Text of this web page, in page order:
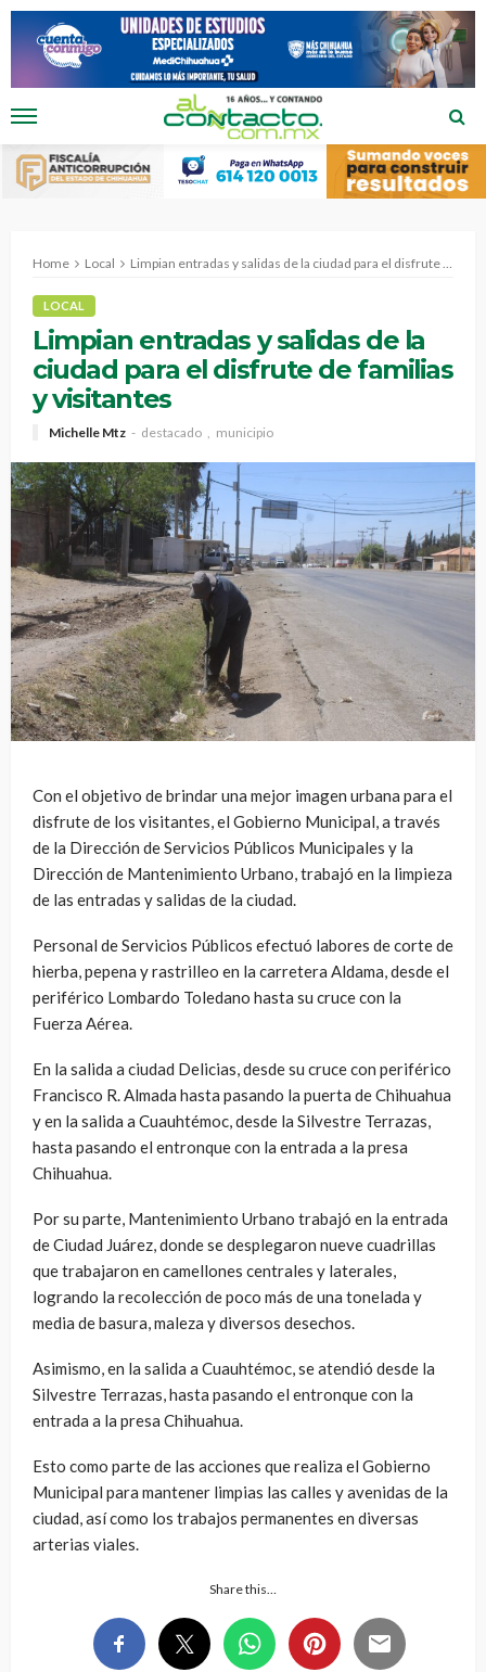
Home Local Limpian entradas y salidas de la ciudad para el disfrute de familias y visitantes
LOCAL
Limpian entradas y salidas de la
ciudad para el disfrute de familias
y visitantes
Michelle Mtz destacado municipio
Con el objetivo de brindar una mejor imagen urbana para el
disfrute de los visitantes, el Gobierno Municipal, a través
de la Dirección de Servicios Públicos Municipales y la
Dirección de Mantenimiento Urbano, trabajó en la limpieza
de las entradas y salidas de la ciudad.
Personal de Servicios Públicos efectuó labores de corte de
hierba, pepena y rastrilleo en la carretera Aldama, desde el
periférico Lombardo Toledano hasta su cruce con la
Fuerza Aérea.
En la salida a ciudad Delicias, desde su cruce con periférico
Francisco R. Almada hasta pasando la puerta de Chihuahua
y en la salida a Cuauhtémoc, desde la Silvestre Terrazas,
hasta pasando el entronque con la entrada a la presa
Chihuahua.
Por su parte, Mantenimiento Urbano trabajó en la entrada
de Ciudad Juárez, donde se desplegaron nueve cuadrillas
que trabajaron en camellones centrales y laterales,
logrando la recolección de poco más de una tonelada y
media de basura, maleza y diversos desechos.
Asimismo, en la salida a Cuauhtémoc, se atendió desde la
Silvestre Terrazas, hasta pasando el entronque con la
entrada a la presa Chihuahua.
Esto como parte de las acciones que realiza el Gobierno
Municipal para mantener limpias las calles y avenidas de la
ciudad, así como los trabajos permanentes en diversas
arterias viales.
Share this…